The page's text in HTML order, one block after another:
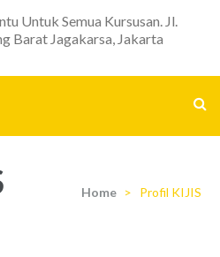
Untuk Semua Kursusan. Jl.
Barat Jagakarsa, Jakarta
Home > Profil KIJIS